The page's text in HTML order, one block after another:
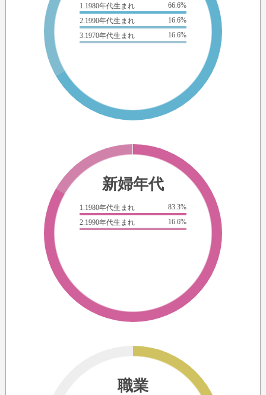
1.1980年代生まれ
66.6%
2.1990年代生まれ
16.6%
3.1970年代生まれ
16.6%
新婦年代
1.1980年代生まれ
83.3%
2.1990年代生まれ
16.6%
職業